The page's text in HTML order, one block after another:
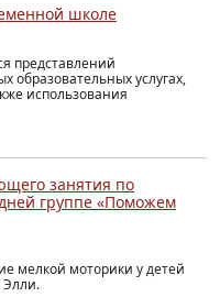
школе
представлений
образовательных услугах,
использования
занятия по
группе «Поможем
мелкой моторики у детей
Элли.